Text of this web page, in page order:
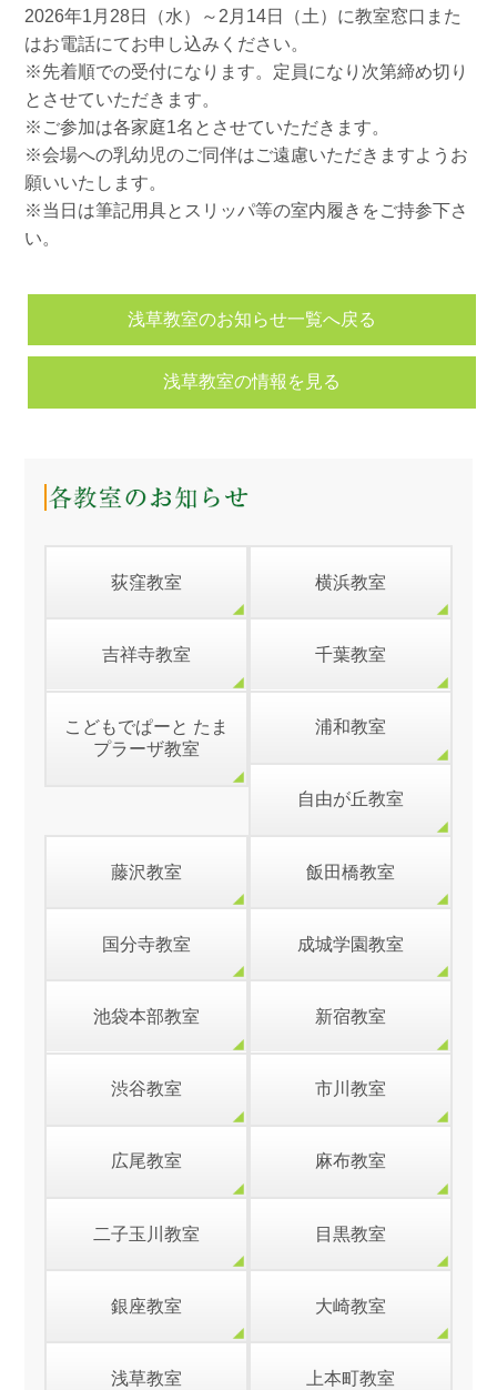
2026年1月28日（水）～2月14日（土）に教室窓口また
はお電話にてお申し込みください。
※先着順での受付になります。定員になり次第締め切り
とさせていただきます。
※ご参加は各家庭1名とさせていただきます。
※会場への乳幼児のご同伴はご遠慮いただきますようお
願いいたします。
※当日は筆記用具とスリッパ等の室内履きをご持参下さ
い。
浅草教室のお知らせ一覧へ戻る
浅草教室の情報を見る
荻窪教室 横浜教室
吉祥寺教室 千葉教室
こどもでぱーと たま
プラーザ教室
浦和教室
自由が丘教室
藤沢教室 飯田橋教室
国分寺教室 成城学園教室
池袋本部教室 新宿教室
渋谷教室 市川教室
広尾教室 麻布教室
二子玉川教室 目黒教室
銀座教室 大崎教室
浅草教室 上本町教室